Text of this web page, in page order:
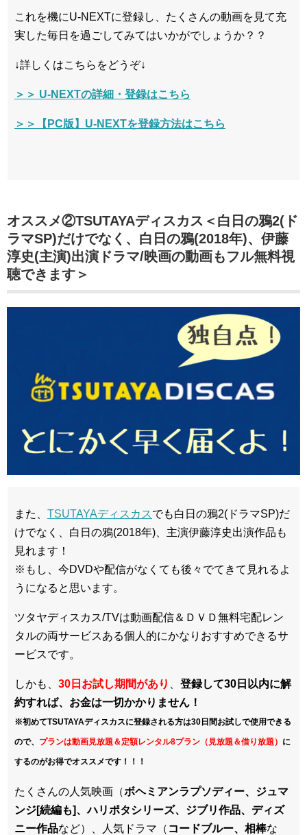
これを機にU-NEXTに登録し、たくさんの動画を見て充
実した毎日を過ごしてみてはいかがでしょうか？？
↓詳しくはこちらをどうぞ↓
＞＞ U-NEXTの詳細・登録はこちら
＞＞【PC版】U-NEXTを登録方法はこちら
オススメ②TSUTAYAディスカス＜白日の鴉2(ド
ラマSP)だけでなく、白日の鴉(2018年)、伊藤
淳史(主演)出演ドラマ/映画の動画もフル無料視
聴できます＞
また、 TSUTAYAディスカスでも白日の鴉2(ドラマSP)だ
けでなく、白日の鴉(2018年)、主演伊藤淳史出演作品も
見れます！
※もし、今DVDや配信がなくても後々でてきて見れるよ
うになると思います。
ツタヤディスカス/TVは動画配信＆ＤＶＤ無料宅配レン
タルの両サービスある個人的にかなりおすすめできるサ
ービスです。
しかも、 30日お試し期間があり
登録して30日以内に解
約すれば、お金は一切かかりません！
※初めてTSUTAYAディスカスに登録される方は30日間お試しで使用できる
ので、 プランは動画見放題＆定額レンタル8プラン（見放題＆借り放題） に
するのがお得でオススメです！！！
たくさんの人気映画（ボヘミアンラプソディー、ジュマ
ンジ[続編も]、ハリポタシリーズ、ジブリ作品、ディズ
ニー作品など）、人気ドラマ（ コードブルー、相棒な